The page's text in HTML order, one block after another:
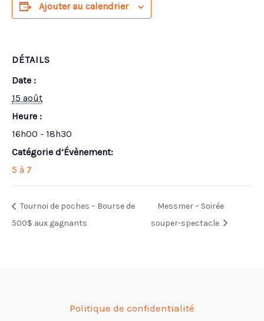
Ajouter au calendrier
DÉTAILS
Date :
15 août
Heure :
16h00 - 18h30
Catégorie d’Évènement:
5 à 7
Tournoi de poches – Bourse de
500$ aux gagnants
Messmer – Soirée
souper-spectacle
Politique de confidentialité